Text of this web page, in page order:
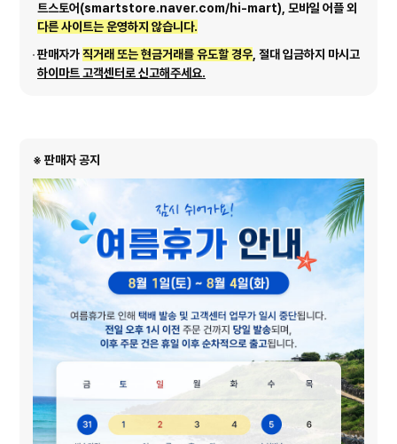
트스토어(smartstore.naver.com/hi-mart), 모바일 어플 외
다른 사이트는 운영하지 않습니다.
판매자가직거래 또는 현금거래를 유도할 경우 , 절대 입금하지 마시고
하이마트 고객센터로 신고해주세요.
※ 판매자 공지